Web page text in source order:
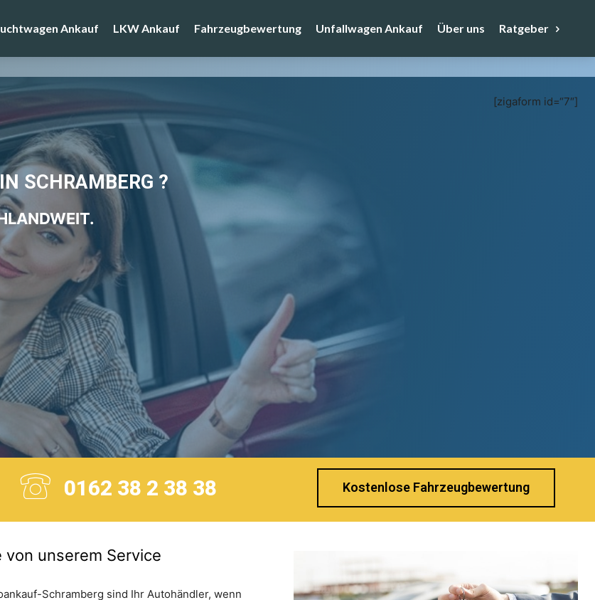
Ankauf LKW Ankauf Fahrzeugbewertung Unfallwagen Ankauf Über uns Ratgeber
SCHRAMBERG ?
[zigaform id=“7″]
0162 38 2 38 38 Kostenlose Fahrzeugbewertung
von unserem Service
Schramberg sind Ihr Autohändler, wenn